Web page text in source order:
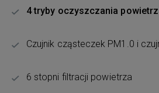
4 tryby oczyszczania
Czujnik cząsteczek PM1.0 i
6 stopni filtracji powietrza